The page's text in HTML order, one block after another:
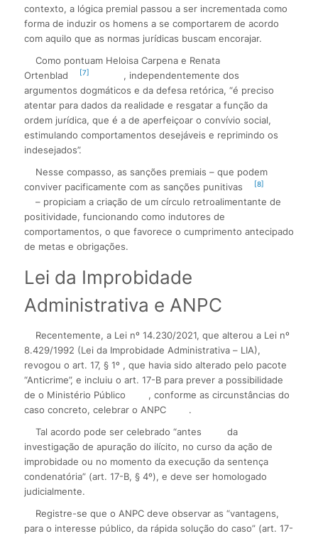
contexto, a lógica premial passou a ser incrementada como
forma de induzir os homens a se comportarem de acordo
com aquilo que as normas jurídicas buscam encorajar.
Como pontuam Heloisa Carpena e Renata
Ortenblad
[7]
, independentemente dos
argumentos dogmáticos e da defesa retórica, “é preciso
atentar para dados da realidade e resgatar a função da
ordem jurídica, que é a de aperfeiçoar o convívio social,
estimulando comportamentos desejáveis e reprimindo os
indesejados”.
Nesse compasso, as sanções premiais – que podem
conviver pacificamente com as sanções punitivas
[8]
– propiciam a criação de um círculo retroalimentante de
positividade, funcionando como indutores de
comportamentos, o que favorece o cumprimento antecipado
de metas e obrigações.
Lei da Improbidade
Administrativa e ANPC
Recentemente, a Lei nº 14.230/2021, que alterou a Lei nº
8.429/1992 (Lei da Improbidade Administrativa – LIA),
revogou o art. 17, § 1º , que havia sido alterado pelo pacote
“Anticrime”, e incluiu o art. 17-B para prever a possibilidade
de o Ministério Público
, conforme as circunstâncias do
caso concreto, celebrar o ANPC
.
Tal acordo pode ser celebrado “antes
da
investigação de apuração do ilícito, no curso da ação de
improbidade ou no momento da execução da sentença
condenatória” (art. 17-B, § 4º), e deve ser homologado
judicialmente.
Registre-se que o ANPC deve observar as “vantagens,
para o interesse público, da rápida solução do caso” (art. 17-